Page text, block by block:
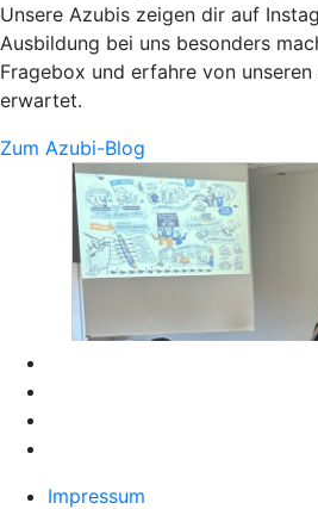
Unsere Azubis zeigen dir auf
Ausbildung bei uns besonders
Fragebox und erfahre von
erwartet.
Zum Azubi-Blog
Impressum